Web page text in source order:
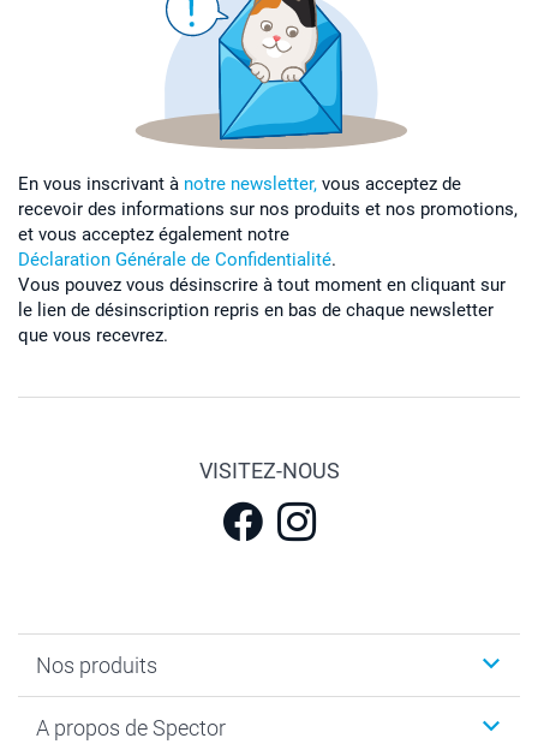
En vous inscrivant à notre newsletter, vous acceptez de
recevoir des informations sur nos produits et nos promotions,
et vous acceptez également notre
Déclaration Générale de Confidentialité.
Vous pouvez vous désinscrire à tout moment en cliquant sur
le lien de désinscription repris en bas de chaque newsletter
que vous recevrez.
VISITEZ-NOUS
Nos produits
Faire-part & Cartes
A propos de Spector